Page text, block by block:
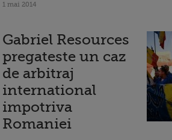
1 mai 2014
Gabriel Resources
pregateste un caz
de arbitraj
international
impotriva
Romaniei